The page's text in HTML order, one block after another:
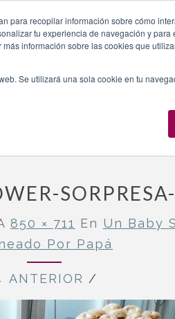
para recopilar información sobre cómo
tu experiencia de navegación y para
información sobre las cookies que
Se utilizará una sola cookie en tu
SOMOS TE OFRECEMOS
850 × 711 En Un Baby
Por Papá
ANTERIOR /